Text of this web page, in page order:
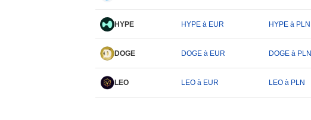
HYPE HYPE à EUR HYPE à PLN
DOGE DOGE à EUR DOGE à PLN
LEO LEO à EUR LEO à PLN